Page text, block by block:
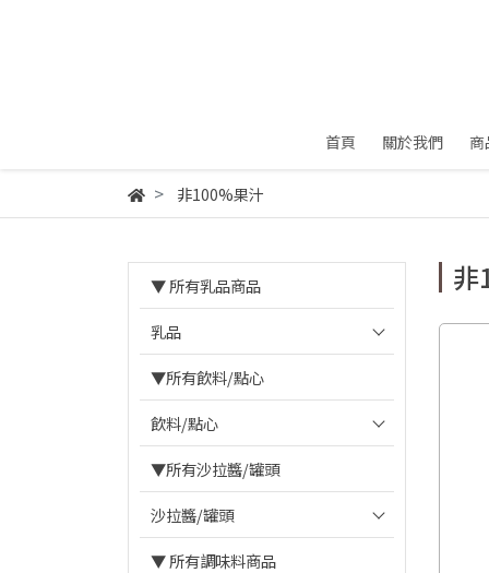
首頁 關於我們
非100%果汁
▼ 所有乳品商品
乳品
▼所有飲料/點心
飲料/點心
▼所有沙拉醬/罐頭
沙拉醬/罐頭
▼ 所有調味料商品
非